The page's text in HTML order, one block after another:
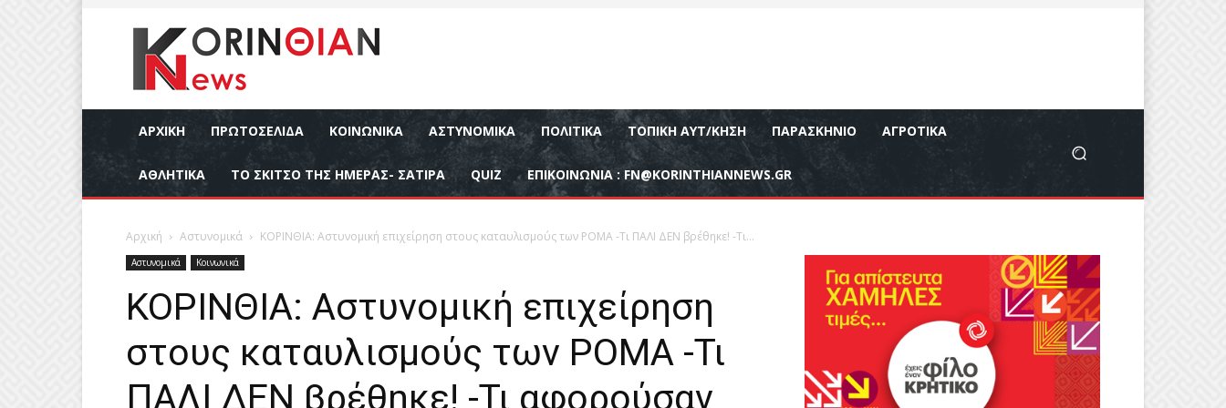
ΑΡΧΙΚΉ ΠΡΩΤΟΣΕΛΙΔΑ ΚΟΙΝΩΝΙΚΆ ΑΣΤΥΝΟΜΙΚΆ ΠΟΛΙΤΙΚΆ ΤΟΠΙΚΉ ΑΥΤ/ΚΗΣΗ ΠΑΡΑΣΚΉΝΙΟ ΑΓΡΟΤΙΚΆ
ΑΘΛΗΤΙΚΆ ΤΟ ΣΚΙΤΣΟ ΤΗΣ ΗΜΕΡΑΣ- ΣΑΤΙΡΑ QUIZ ΕΠΙΚΟΙΝΩΝΊΑ : FN@KORINTHIANNEWS.GR
Αρχική Αστυνομικά ΚΟΡΙΝΘΙΑ: Αστυνομική επιχείρηση στους καταυλισμούς των ΡΟΜΑ -Τι ΠΑΛΙ ΔΕΝ βρέθηκε! -Τι...
Αστυνομικά Κοινωνικά
ΚΟΡΙΝΘΙΑ: Αστυνομική επιχείρηση
στους καταυλισμούς των ΡΟΜΑ -Τι
ΠΑΛΙ ΔΕΝ βρέθηκε! -Τι αφορούσαν